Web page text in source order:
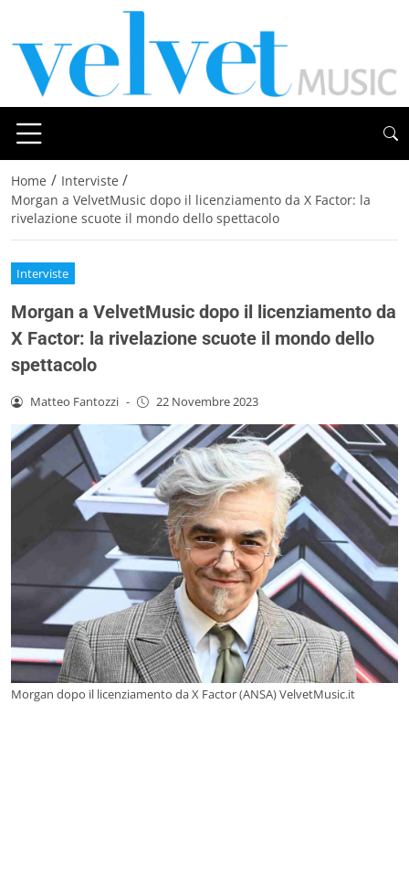
Home / Interviste /
Morgan a VelvetMusic dopo il licenziamento da X Factor: la
rivelazione scuote il mondo dello spettacolo
Interviste
Morgan a VelvetMusic dopo il licenziamento da
X Factor: la rivelazione scuote il mondo dello
spettacolo
Matteo Fantozzi - 22 Novembre 2023
Morgan dopo il licenziamento da X Factor (ANSA) VelvetMusic.it